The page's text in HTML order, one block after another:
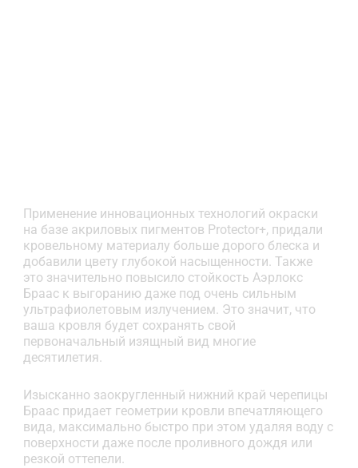
Применение инновационных технологий окраски
на базе акриловых пигментов Protector+, придали
кровельному материалу больше дорого блеска и
добавили цвету глубокой насыщенности. Также
это значительно повысило стойкость Аэрлокс
Браас к выгоранию даже под очень сильным
ультрафиолетовым излучением. Это значит, что
ваша кровля будет сохранять свой
первоначальный изящный вид многие
десятилетия.
Изысканно заокругленный нижний край черепицы
Браас придает геометрии кровли впечатляющего
вида, максимально быстро при этом удаляя воду с
поверхности даже после проливного дождя или
резкой оттепели.